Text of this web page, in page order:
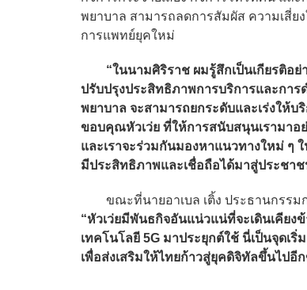
พยาบาล สามารถลดการสัมผัส ความเสี่
การแพทย์ยุคใหม่
“ในนามศิริราช ผมรู้สึกเป็นเกียรติอ
ปรับปรุงประสิทธิภาพการบริการและการ
พยาบาล จะสามารถยกระดับและเร่งให้บ
ขอบคุณหัวเว่ย ที่ให้การสนับสนุนเรามาอ
และเราจะร่วมกันมองหาแนวทางใหม่ ๆ
มีประสิทธิภาพและเชื่อถือได้มาสู่ประชา
ขณะที่นายอาเบล เติ้ง ประธานกรรมก
“หัวเว่ยมีพันธกิจอันแน่วแน่ที่จะเดินเคียง
เทคโนโลยี 5G มาประยุกต์ใช้ นี่เป็นจุดเ
เพื่อส่งเสริมให้ไทยก้าวสู่ยุคดิจิทัลขึ้นไปอี